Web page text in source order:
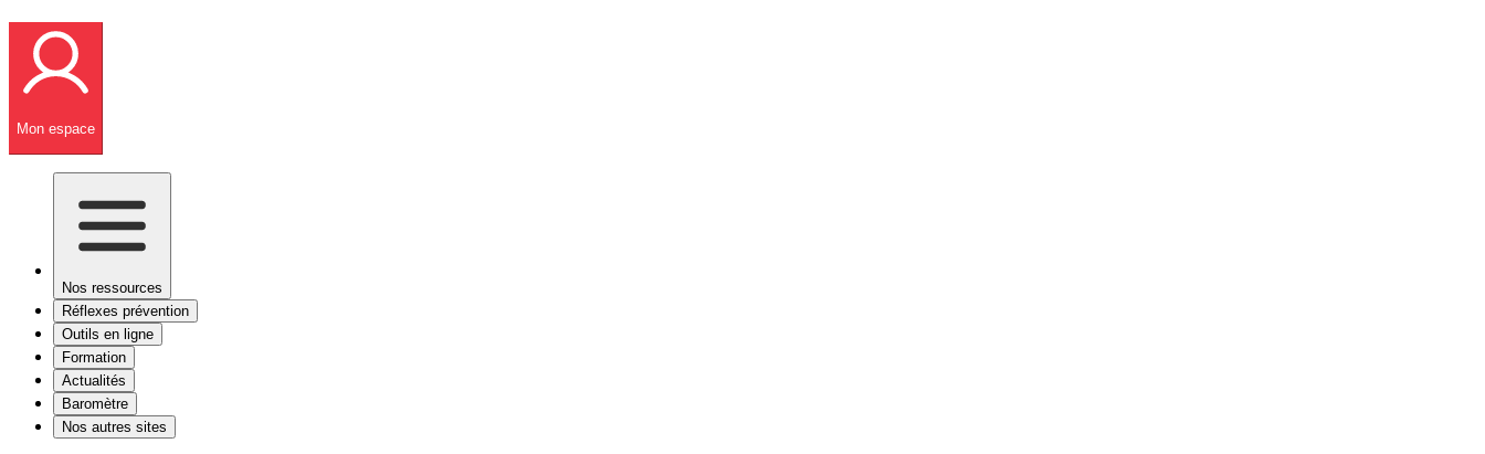
Mon espace
Nos ressources
Réflexes prévention
Outils en ligne
Formation
Actualités
Baromètre
Nos autres sites